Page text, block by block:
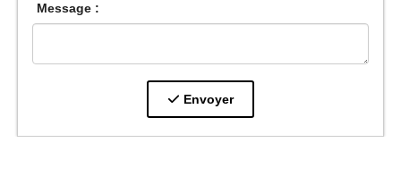
Message :
Envoyer